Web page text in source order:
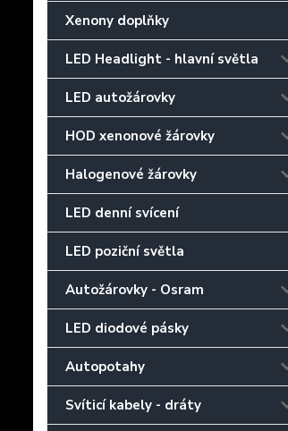
Xenony doplňky
LED Headlight - hlavní světla
LED autožárovky
HOD xenonové žárovky
Halogenové žárovky
LED denní svícení
LED poziční světla
Autožárovky - Osram
LED diodové pásky
Autopotahy
Svíticí kabely - dráty